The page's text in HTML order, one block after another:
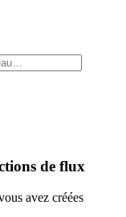
de flux
avez créées